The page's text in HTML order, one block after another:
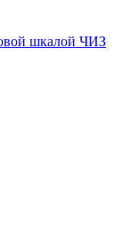
шкалой ЧИЗ